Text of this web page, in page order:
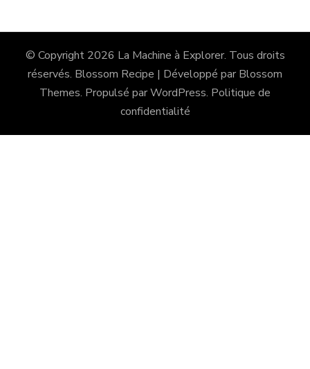
© Copyright 2026 La Machine à Explorer. Tous droits
réservés. Blossom Recipe | Développé par Blossom
Themes. Propulsé parWordPress. Politique de
confidentialité